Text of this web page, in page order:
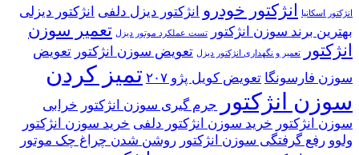
انژکتور اسکانیا انژکتور خودرو انژکتور دیزل دلفی انژکتور دیزلی
بهترین برند سوزن انژکتور
تست عملکرد موتور دیزل تعمیر سوزن
انژکتور
تعمیر و نگهداری انژکتور دیزل تعویض سوزن انژکتور تعویض
سوزن فارسونگا تعویض کویل پژو ۲۰۷
تمیز کردن
سوزن انژکتور
جرم گیری سوزن انژکتور خرابی
سوزن انژکتور خرید سوزن انژکتور دلفی خرید سوزن انژکتور
ولوو رفع گرفتگی سوزن انژکتور روشن شدن چراغ چک موتور